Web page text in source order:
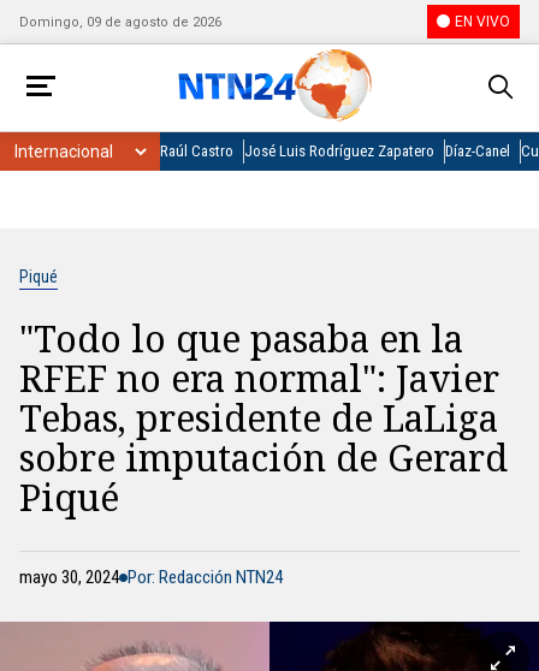
Domingo, 09 de agosto de 2026 EN VIVO
Raúl Castro José Luis Rodríguez Zapatero Díaz-Canel
Piqué
"Todo lo que pasaba en la
RFEF no era normal": Javier
Tebas, presidente de LaLiga
sobre imputación de Gerard
Piqué
mayo 30, 2024 Por: Redacción NTN24